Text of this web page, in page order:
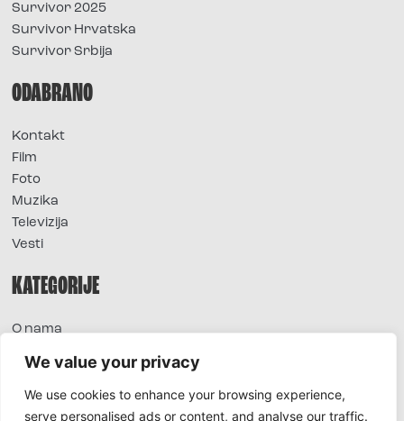
We value your privacy
We use cookies to enhance your browsing experience,
serve personalised ads or content, and analyse our traffic.
Survivor 2025
Survivor Hrvatska
Survivor Srbija
ODABRANO
Kontakt
Film
Foto
Muzika
Televizija
Vesti
KATEGORIJE
O nama
Extra
Foto
Moda